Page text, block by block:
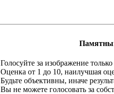
Голосуйте за изображение
Оценка от 1 до 10, наилучшая
Будьте объективны, иначе
Вы не можете голосовать за